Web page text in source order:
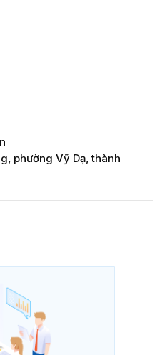
phường Vỹ Dạ, thành